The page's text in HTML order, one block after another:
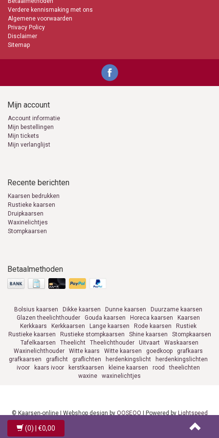
Verdere kennismaking met ons
Algemene voorwaarden
Privacy Policy
Disclaimer
Sitemap
Mijn account
Account informatie
Mijn bestellingen
Mijn tickets
Mijn verlanglijst
Recente berichten
Kaarsen bedrukken
Rustieke kaarsen
Druipkaarsen
Waxinelichtjes
Stompkaarsen
Betaalmethoden
Bolsius kaarsen Dikke kaarsen Dunne kaarsen
Duurzame kaarsen
Glazen theelichthouder
Gouda kaarsen Horeca kaarsen
Kaarsen
Kerkkaars
Kerkkaarsen Lange kaarsen Rode kaarsen
Rustiek
Rustieke kaarsen
Rustieke stompkaarsen Shine kaarsen
Stompkaarsen
Tafelkaarsen
Theelicht Theelichthouder Uitvaart
Waskaarsen
Waxinelichthouder
Witte kaars Witte kaarsen goedkoop
grafkaars
grafkaarsen
graflicht graflichten herdenkingslicht
herdenkingslichten
ivoor
kaars ivoor kerstkaarsen kleine kaarsen rood
theelichten
waxine
waxinelichtjes
© Kaarsen-online | Webshop design by OOSEOO | Powered by Lightspeed
(0) | €0,00